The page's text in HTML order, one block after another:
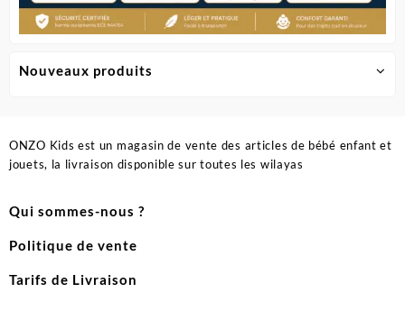
Nouveaux produits
ONZO Kids est un magasin de vente des articles de bébé enfant et
jouets, la livraison disponible sur toutes les wilayas
Qui sommes-nous ?
Politique de vente
Tarifs de Livraison